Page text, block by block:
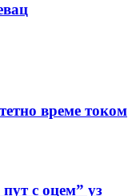
време током
с оцемˮ уз